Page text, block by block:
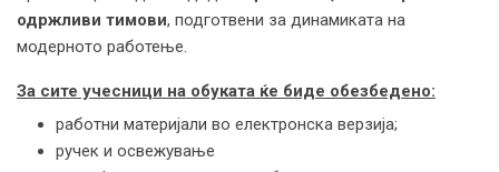
одржливи тимови, подготвени за динамиката на
модерното работење.
За сите учесници на обуката ќе биде обезбедено:
работни материјали во електронска верзија;
ручек и освежување